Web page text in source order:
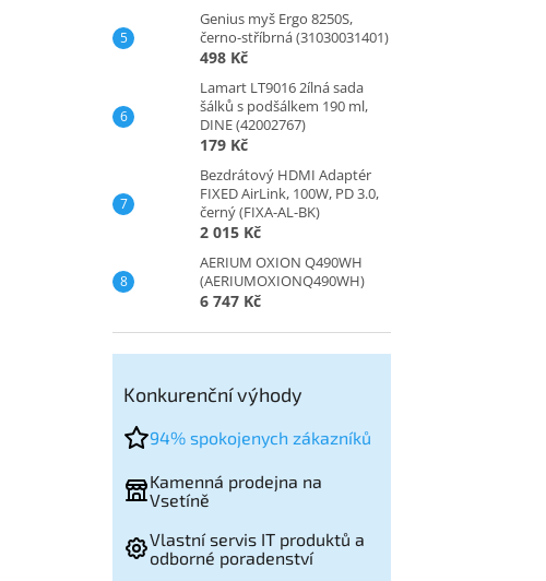
Genius myš Ergo 8250S,
černo-stříbrná (31030031401)
498 Kč
Lamart LT9016 2ílná sada
šálků s podšálkem 190 ml,
DINE (42002767)
179 Kč
Bezdrátový HDMI Adaptér
FIXED AirLink, 100W, PD 3.0,
černý (FIXA-AL-BK)
2 015 Kč
AERIUM OXION Q490WH
(AERIUMOXIONQ490WH)
6 747 Kč
Konkurenční výhody
94% spokojenych zákazníků
Kamenná prodejna na
Vsetíně
Vlastní servis IT produktů a
odborné poradenství